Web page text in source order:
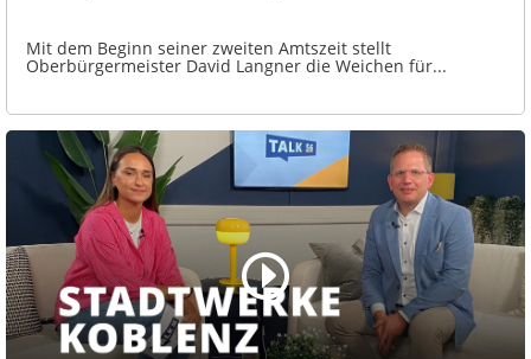
Mit dem Beginn seiner zweiten Amtszeit stellt
Oberbürgermeister David Langner die Weichen für...